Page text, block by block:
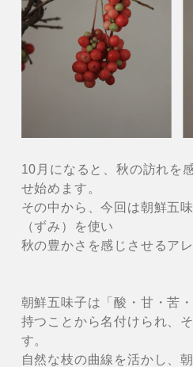
10月になると、秋の訪れを
せ始めます。
その中から、今回は朝鮮五
（ずみ）を使い
秋の豊かさを感じさせるア
朝鮮五味子は「酸・甘・苦
持つことから名付けられ、
す。
自然な枝の曲線を活かし、